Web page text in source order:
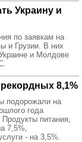
Украину и
по заявкам на
и Грузии. В них
и Молдове
8,1%
подорожали на
года
питания,
7,5%,
- на 3,5%.